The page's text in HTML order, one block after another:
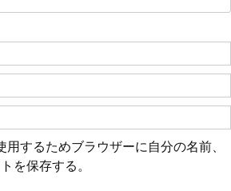
用するためブラウザーに自分の名前、
を保存する。